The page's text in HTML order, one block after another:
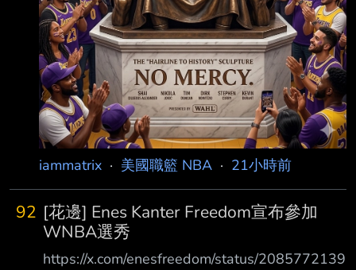
iammatrix · 美國職籃 NBA · 21小時前
92 [花邊] Enes Kanter Freedom宣布參加
WNBA選秀
https://x.com/enesfreedom/status/2085772139